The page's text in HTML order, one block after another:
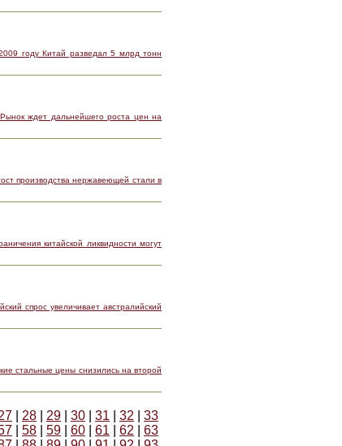
году Китай разведал 5 млрд тонн
ждет дальнейшего роста цен на
производства нержавеющей стали в
китайской ликвидности могут
спрос увеличивает австралийский
стальные цены снизились на второй
28 29 30 31 32
33
58 59 60 61 62
63